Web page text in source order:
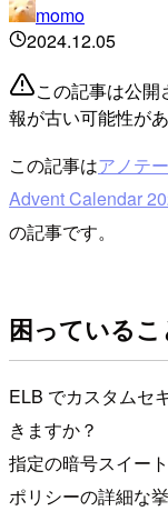
momo
2024.12.05
この記事は公
報が古い可能性が
この記事はアノテ
Advent Calendar
の記事です。
困っているこ
ELB でカスタムセ
きますか？
指定の暗号スイー
ポリシーの詳細な